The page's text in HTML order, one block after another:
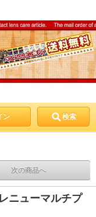
ン 検索
次の商品へ
ニューマルチプ